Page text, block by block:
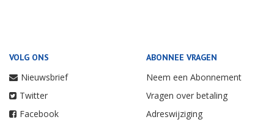
VOLG ONS
Nieuwsbrief
Twitter
Facebook
ABONNEE VRAGEN
Neem een Abonnement
Vragen over betaling
Adreswijziging